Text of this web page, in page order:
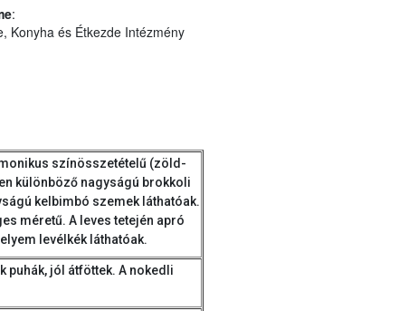
:
Konyha és Étkezde Intézmény
színösszetételű (zöld-
különböző nagyságú brokkoli
kelbimbó szemek láthatóak.
méretű. A leves tetején apró
levélkék láthatóak.
puhák, jól átföttek. A nokedli